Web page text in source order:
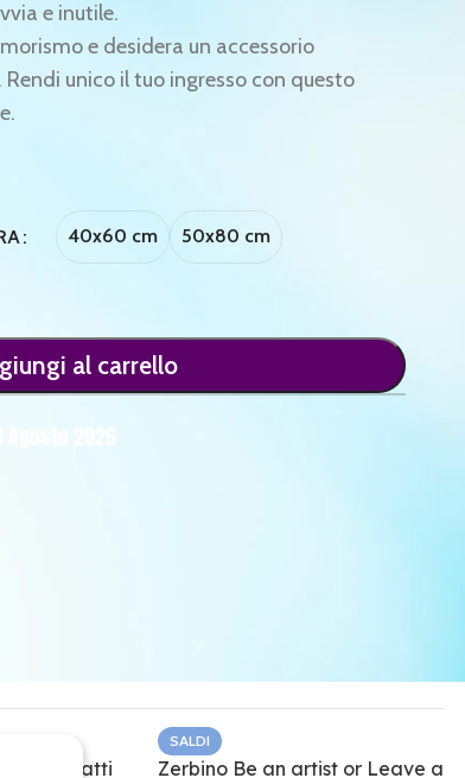
e inutile.
e desidera un accessorio
unico il tuo ingresso con questo
40x60 cm 50x80 cm
al carrello
Tutti Matti
SALDI
Zerbino Be an artist or Leave a